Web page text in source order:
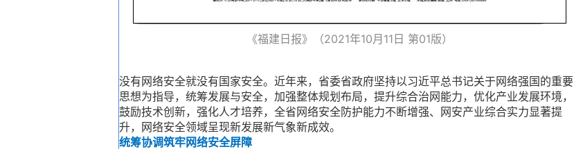
《福建日报》（2021年10月 11 日 第01版）
没有网络安全就没有国家安全。近年来，省委省政府坚持以习近平总书记关于网络强国的重要
思想为指导，统筹发展与安全，加强整体规划布局，提升综合治网能力，优化产业发展环境，
鼓励技术创新，强化人才培养，全省网络安全防护能力不断增强、网安产业综合实力显著提
升，网络安全领域呈现新发展新气象新成效。
统筹协调筑牢网络安全屏障